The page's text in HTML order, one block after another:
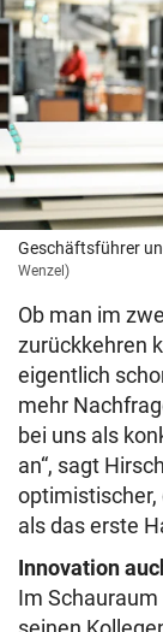
Geschäftsführer
Wenzel)
Ob man im
zurückkehren
eigentlich
mehr
bei uns als
an“, sagt
optimistischer,
als das erste
Innovation
Im